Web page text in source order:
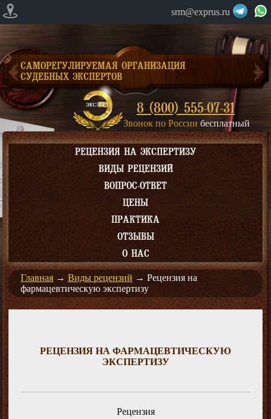
srm@exprus.ru
САМОРЕГУЛИРУЕМАЯ ОРГАНИЗАЦИЯ
СУДЕБНЫХ ЭКСПЕРТОВ
8 (800) 555-07-31
Звонок по России бесплатный
РЕЦЕНЗИЯ НА ЭКСПЕРТИЗУ
ВИДЫ РЕЦЕНЗИЙ
ВОПРОС-ОТВЕТ
ЦЕНЫ
ПРАКТИКА
ОТЗЫВЫ
О НАС
Главная → Виды рецензий → Рецензия на
фармацевтическую экспертизу
РЕЦЕНЗИЯ НА ФАРМАЦЕВТИЧЕСКУЮ
ЭКСПЕРТИЗУ
Рецензия